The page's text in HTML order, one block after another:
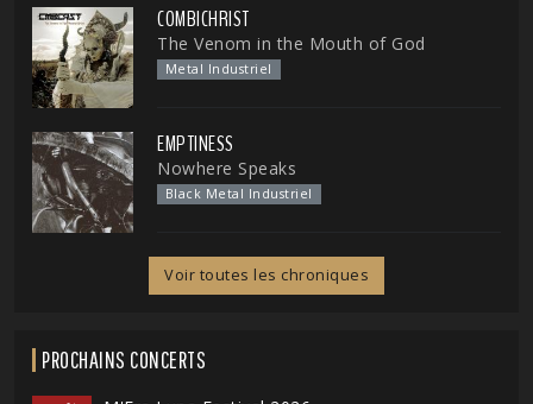
COMBICHRIST
The Venom in the Mouth of God
Metal Industriel
EMPTINESS
Nowhere Speaks
Black Metal Industriel
Voir toutes les chroniques
PROCHAINS CONCERTS